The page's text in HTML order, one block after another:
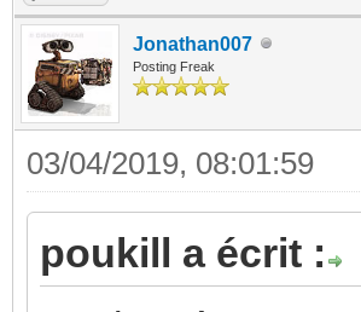
Jonathan007
Posting Freak
03/04/2019, 08:01:59
poukill a écrit :